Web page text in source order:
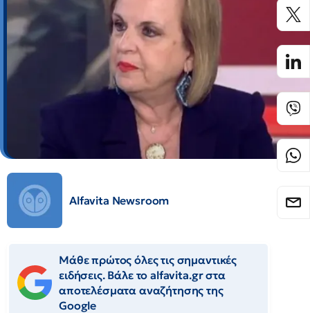
Alfavita Newsroom
Μάθε πρώτος όλες τις σημαντικές
ειδήσεις. Βάλε το alfavita.gr στα
αποτελέσματα αναζήτησης της
Google